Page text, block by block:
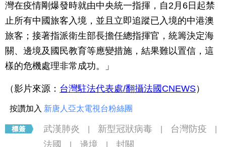
灣在疫情剛爆發時就由中央統一指揮，自2月6日起禁
止所有中國旅客入境，並且立即追蹤已入境的中港澳
旅客；接著指派衛生部長擔任總指揮官，統籌決定海
關、邊境及國民教育等應變措施，結果難以置信，這
樣的危機處理非常成功。」
（影片來源： 台灣駐法代表處/翻攝法國CNEWS）
按讚加入 新唐人亞太電視台粉絲團
武漢肺炎 新型冠狀病毒 台灣防疫
法國 邊境 封關